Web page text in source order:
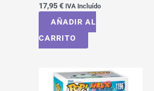
17,95 € IVA Incluído
AÑADIR AL
CARRITO